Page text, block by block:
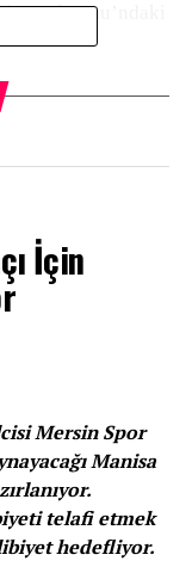
Stadyumu’ndaki
ve
incelendiğinde,
üçüncü
ŞAMPİYON
takım
İçin
Mersin Spor
Manisa
telafi etmek
hedefliyor.